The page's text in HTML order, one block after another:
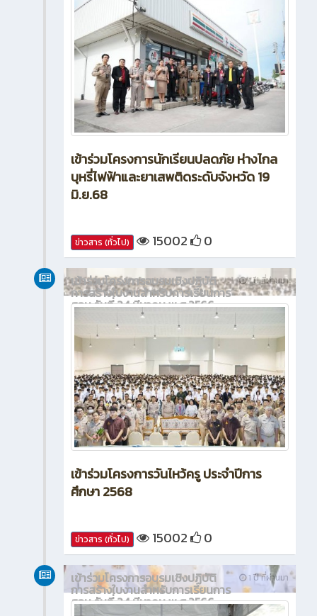
เข้าร่วมโครงการนักเรียนปลดภัย ห่างไกล
บุหรี่ไฟฟ้าและยาเสพติดระดับจังหวัด 19
มิ.ย.68
ข่าวสาร (ทั่วไป) 15002 0
1 ปี ที่ผ่านมา
เข้าร่วมโครงการอบรมเชิงปฏิบัติ
การสร้างใบงานสำหรับการเรียนการ
สอน วันที่ 24 มีนาคม พ.ศ.2566
เข้าร่วมโครงการวันไหว้ครู ประจำปีการ
ศึกษา 2568
ข่าวสาร (ทั่วไป) 15002 0
1 ปี ที่ผ่านมา
เข้าร่วมโครงการอบรมเชิงปฏิบัติ
การสร้างใบงานสำหรับการเรียนการ
สอน วันที่ 24 มีนาคม พ.ศ.2566